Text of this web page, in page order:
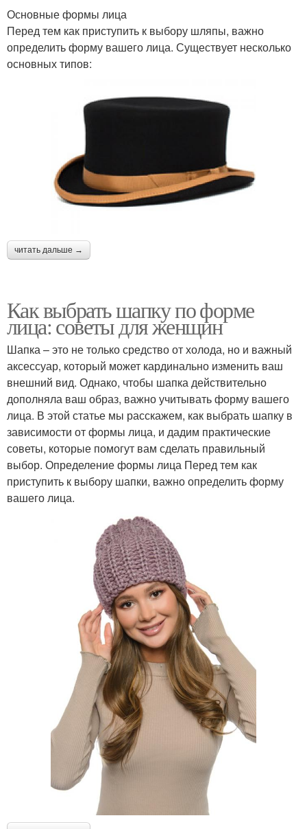
Основные формы лица
Перед тем как приступить к выбору шляпы, важно
определить форму вашего лица. Существует несколько
основных типов:
читать дальше →
Как выбрать шапку по форме
лица: советы для женщин
Шапка – это не только средство от холода, но и важный
аксессуар, который может кардинально изменить ваш
внешний вид. Однако, чтобы шапка действительно
дополняла ваш образ, важно учитывать форму вашего
лица. В этой статье мы расскажем, как выбрать шапку в
зависимости от формы лица, и дадим практические
советы, которые помогут вам сделать правильный
выбор. Определение формы лица Перед тем как
приступить к выбору шапки, важно определить форму
вашего лица.